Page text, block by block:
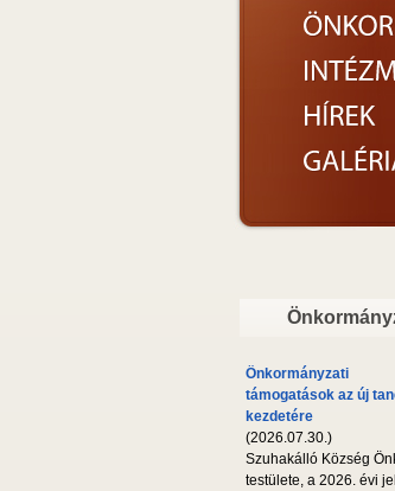
Önkormányzati
támogatások az új
kezdetére
(2026.07.30.)
Szuhakálló Község
testülete, a 2026. évi